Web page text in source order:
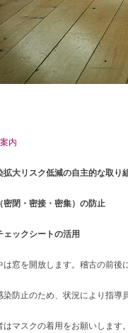
内
拡大リスク低減の自主的な取り
密閉・密接・密集）の防止
ェックシートの活用
は窓を開放します。稽古の前後
染防止のため、状況により指導
はマスクの着用をお願いします